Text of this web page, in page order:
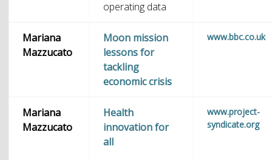
operating data
Mariana
Mazzucato
Moon mission
lessons for
tackling
economic crisis
www.bbc.co.uk
Mariana
Mazzucato
Health
innovation for
all
www.project-
syndicate.org